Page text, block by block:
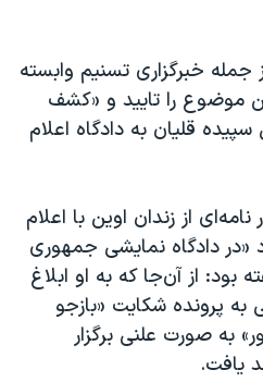
جمله خبرگزاری تسنیم وابسته
موضوع را تایید و «کشف
قلیان به دادگاه اعلام
از زندان اوین با اعلام
«در دادگاه نمایشی جمهوری
بود: از آن‌جا که به او ابلاغ
پرونده شکایت «بازجو
به صورت علنی برگزار
یافت.